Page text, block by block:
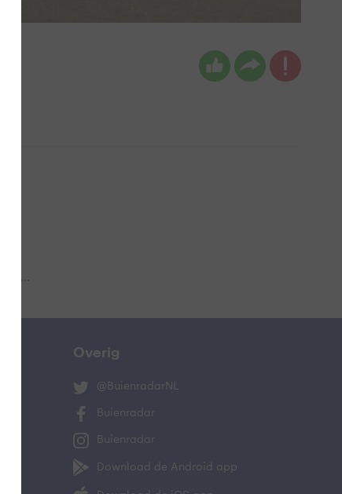
Overig
@BuienradarNL
Buienradar
Buienradar
Download de Android app